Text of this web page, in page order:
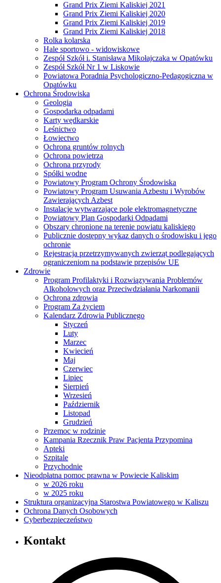
Grand Prix Ziemi Kaliskiej 2021
Grand Prix Ziemi Kaliskiej 2020
Grand Prix Ziemi Kaliskiej 2019
Grand Prix Ziemi Kaliskiej 2018
Rolka kolarska
Hale sportowo - widowiskowe
Zespół Szkół i. Stanisława Mikołajczaka w Opatówku
Zespół Szkół Nr 1 w Liskowie
Powiatowa Poradnia Psychologiczno-Pedagogiczna w
Opatówku
Ochrona Środowiska
Geologia
Gospodarka odpadami
Karty wędkarskie
Leśnictwo
Łowiectwo
Ochrona gruntów rolnych
Ochrona powietrza
Ochrona przyrody
Spółki wodne
Powiatowy Program Ochrony Środowiska
Powiatowy Program Usuwania Azbestu i Wyrobów
Zawierających Azbest
Instalacje wytwarzające pole elektromagnetyczne
Powiatowy Plan Gospodarki Odpadami
Obszary chronione na terenie powiatu kaliskiego
Publicznie dostępny wykaz danych o środowisku i jego
ochronie
Rejestracja przetrzymywanych zwierząt podlegających
ograniczeniom na podstawie przepisów UE
Zdrowie
Program Profilaktyki i Rozwiązywania Problemów
Alkoholowych oraz Przeciwdziałania Narkomanii
Ochrona zdrowia
Program Za życiem
Kalendarz Zdrowia Publicznego
Styczeń
Luty
Marzec
Kwiecień
Maj
Czerwiec
Lipiec
Sierpień
Wrzesień
Październik
Listopad
Grudzień
Przemoc w rodzinie
Kampania Rzecznik Praw Pacjenta Przypomina
Apteki
Szpitale
Przychodnie
Nieodpłatna pomoc prawna w Powiecie Kaliskim
w 2026 roku
w 2025 roku
Struktura organizacyjna Starostwa Powiatowego w Kaliszu
Ochrona Danych Osobowych
Cyberbezpieczeństwo
Kontakt